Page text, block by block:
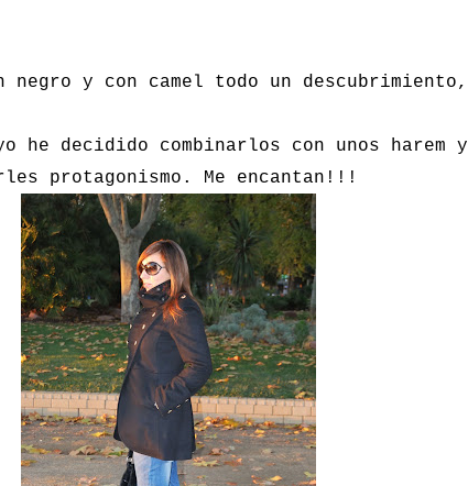
negro y con camel todo un descubrimiento,
he decidido combinarlos con unos harem y
protagonismo. Me encantan!!!